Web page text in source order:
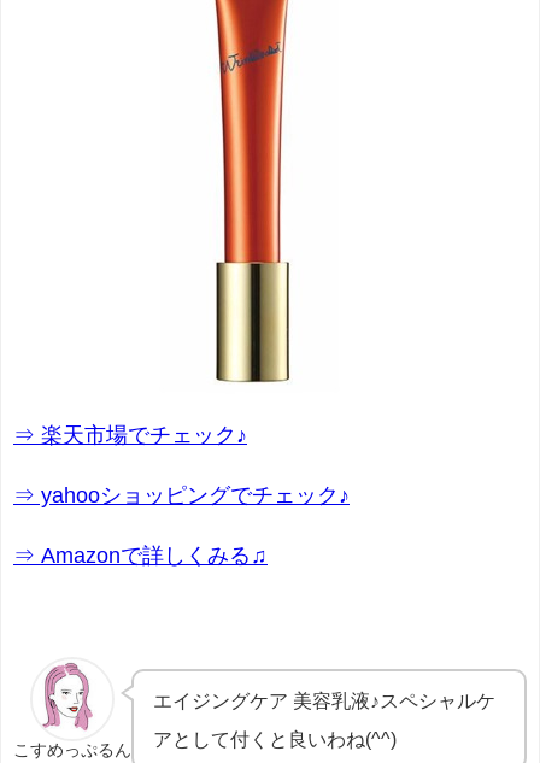
⇒ 楽天市場でチェック♪
⇒ yahooショッピングでチェック♪
⇒ Amazonで詳しくみる♫
こすめっぷるん
エイジングケア 美容乳液♪スペシャルケ
アとして付くと良いわね(^^)